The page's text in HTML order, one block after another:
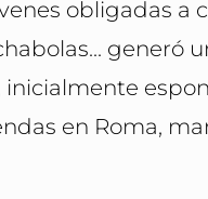
obligadas a
generó
en Roma,